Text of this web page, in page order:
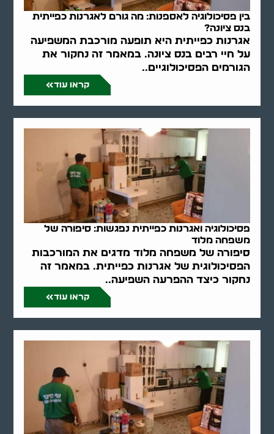
בין פסיכולוגיה לאספנות: מה גורם לאגרנות כפייתית
בנס ציונה?
אגרנות כפייתית היא תופעה מורכבת המשפיעה
על חיי רבים בנס ציונה. במאמר זה נחקור את
הגורמים הפסיכולוגיים..
קראו עוד
פסיכולוגיה ואגרנות כפייתית נפגשות: סיפורה של
משפחה מלוד
סיפורה של משפחה מלוד מדגים את המורכבות
הפסיכולוגית של אגרנות כפייתית. במאמר זה
נחקור כיצד ההפרעה השפיעה..
קראו עוד